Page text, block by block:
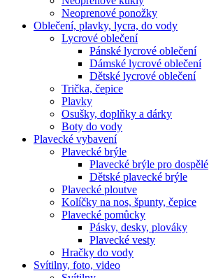
Neoprenové ponožky
Oblečení, plavky, lycra, do vody
Lycrové oblečení
Pánské lycrové oblečení
Dámské lycrové oblečení
Dětské lycrové oblečení
Trička, čepice
Plavky
Osušky, doplňky a dárky
Boty do vody
Plavecké vybavení
Plavecké brýle
Plavecké brýle pro dospělé
Dětské plavecké brýle
Plavecké ploutve
Kolíčky na nos, špunty, čepice
Plavecké pomůcky
Pásky, desky, plováky
Plavecké vesty
Hračky do vody
Svítilny, foto, video